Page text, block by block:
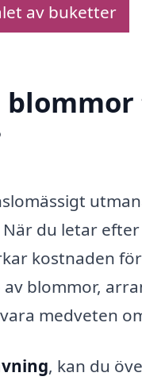
av buketter
du letar efter
kostnaden
blommor,
medveten
, kan du